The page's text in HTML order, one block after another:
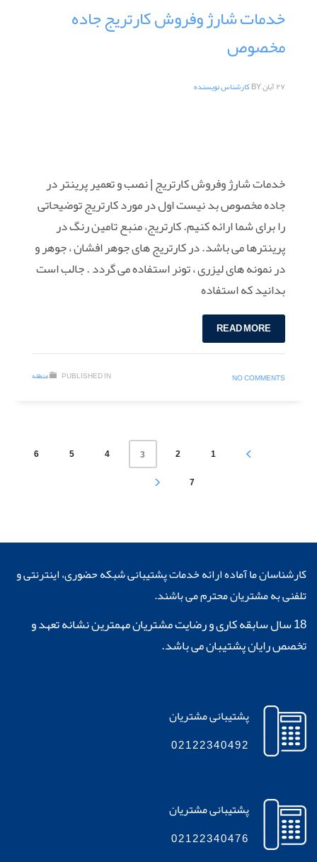
خدمات شارژ وفروش کارتریج جاده
مخصوص
۲۷ آبان BYکارشناس نویسنده
خدمات شارژ وفروش کارتریج | نصب و تعمیر پرینتر در
جاده مخصوص بد نیست اول در مورد کارتریج توضیحاتی
را برای شما ارائه کنیم. کارتریج، منبع تامین رنگ در
پرینترها می باشد. در کارتریج های جوهر افشان ، جوهر و
در نمونه های لیزری ، تونر استفاده می گردد . جالب است
بدانید که استفاده
READ MORE
PUBLISHED IN منطقه NO COMMENTS
1
2
3
4
5
6
7
کارشناسان ما آماده ارائه خدمات پشتیبانی شبکه حضوری، اینترنتی و
تلفنی به مشتریان محترم می باشند.
18 سال سابقه کاری و رضایت مشتریان مهمترین نشانه تعهد و
تخصص رایان پشتیبان می باشد.
پشتیبانی مشتریان
02122340492
پشتیبانی مشتریان
02122340476